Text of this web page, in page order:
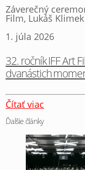
Záverečný
Film, Lukáš Klimek
1. júla 2026
32. ročník IFF Art
dvanástich
Čítať viac
Ďalšie články